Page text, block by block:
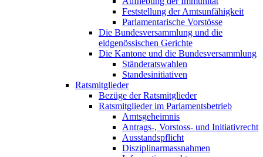
Feststellung der Amtsunfähigkeit
Parlamentarische Vorstösse
Die Bundesversammlung und die
eidgenössischen Gerichte
Die Kantone und die Bundesversammlung
Ständeratswahlen
Standesinitiativen
Ratsmitglieder
Bezüge der Ratsmitglieder
Ratsmitglieder im Parlamentsbetrieb
Amtsgeheimnis
Antrags-, Vorstoss- und Initiativrecht
Ausstandspflicht
Disziplinarmassnahmen